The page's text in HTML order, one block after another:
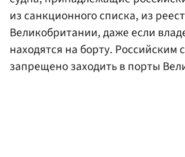
из санкционного списка, из
Великобритании, даже если
находятся на борту. Российским
запрещено заходить в порты